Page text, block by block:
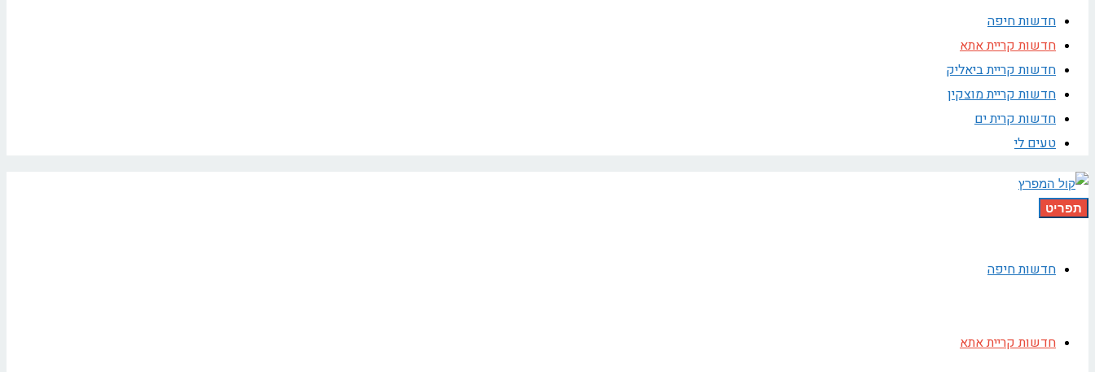
חדשות חיפה
חדשות קריית אתא
חדשות קריית ביאליק
חדשות קריית מוצקין
חדשות קרית ים
טעים לי
תפריט
חדשות חיפה
חדשות קריית אתא